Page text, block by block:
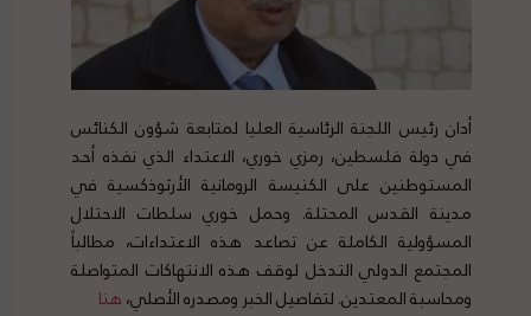
أدان رئيس اللجنة الرئاسية العليا لمتابعة شؤون الكنائس
في دولة فلسطين، رمزي خوري، الاعتداء الذي نفذه أحد
المستوطنين على الكنيسة الرومانية الأرثوذكسية في
مدينة القدس المحتلة. وحمل خوري سلطات الاحتلال
المسؤولية الكاملة عن تصاعد هذه الاعتداءات، مطالباً
المجتمع الدولي التدخل لوقف هذه الانتهاكات المتواصلة
ومحاسبة المعتدين. لتفاصيل الخبر ومصدره الأصلي،هنا